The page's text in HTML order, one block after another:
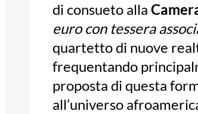
di consueto alla
euro con tessera
quartetto di nuove
frequentando
proposta di questa
all’universo